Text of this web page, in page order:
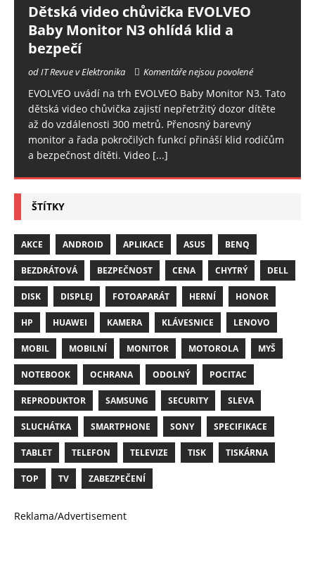
Dětská video chůvička EVOLVEO
Baby Monitor N3 ohlídá klid a
bezpečí
od IT Revue v Elektronika Komentáře nejsou povolené
EVOLVEO uvádí na trh EVOLVEO Baby Monitor N3. Tato
dětská video chůvička zajistí nepřetržitý dozor dítěte
až do vzdálenosti 300 metrů. Přenosný barevný
monitor a řada pokročilých funkcí přináší klid rodičům
a bezpečnost dítěti. Video [...]
ŠTÍTKY
AKCE ANDROID APLIKACE ASUS BENQ
BEZDRÁTOVÁ BEZPEČNOST CENA CHYTRÝ DELL
DISK DISPLEJ FOTOAPARÁT HERNÍ HONOR
HP HUAWEI KAMERA KLÁVESNICE LENOVO
MOBIL MOBILNÍ MONITOR MOTOROLA MYŠ
NOTEBOOK OCHRANA ODOLNÝ POCITAC
REPRODUKTOR SAMSUNG SECURITY SLEVA
SLUCHÁTKA SMARTPHONE SONY SPECIFIKACE
TABLET TELEFON TELEVIZE TISK TISKÁRNA
TOP TV ZABEZPEČENÍ
Reklama/Advertisement